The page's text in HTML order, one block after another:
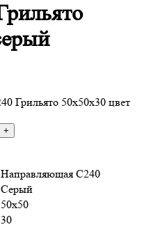
Грильято 50х50х30 цвет
+
Направляющая С240
Серый
50х50
30